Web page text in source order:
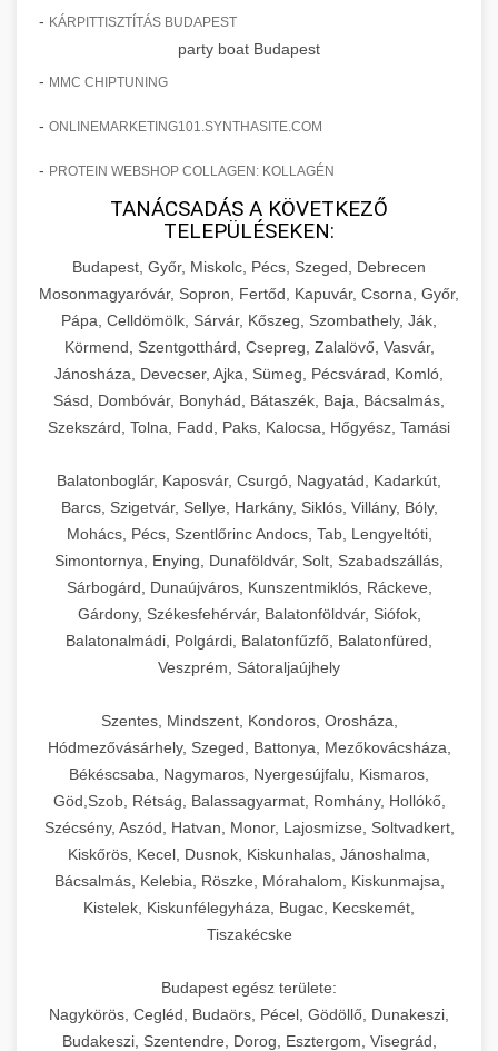
- KÁRPITTISZTÍTÁS BUDAPEST
party boat Budapest
- MMC CHIPTUNING
- ONLINEMARKETING101.SYNTHASITE.COM
- PROTEIN WEBSHOP COLLAGEN: KOLLAGÉN
TANÁCSADÁS A KÖVETKEZŐ
TELEPÜLÉSEKEN:
Budapest, Győr, Miskolc, Pécs, Szeged, Debrecen
Mosonmagyaróvár, Sopron, Fertőd, Kapuvár, Csorna, Győr,
Pápa, Celldömölk, Sárvár, Kőszeg, Szombathely, Ják,
Körmend, Szentgotthárd, Csepreg, Zalalövő, Vasvár,
Jánosháza, Devecser, Ajka, Sümeg, Pécsvárad, Komló,
Sásd, Dombóvár, Bonyhád, Bátaszék, Baja, Bácsalmás,
Szekszárd, Tolna, Fadd, Paks, Kalocsa, Hőgyész, Tamási
Balatonboglár, Kaposvár, Csurgó, Nagyatád, Kadarkút,
Barcs, Szigetvár, Sellye, Harkány, Siklós, Villány, Bóly,
Mohács, Pécs, Szentlőrinc Andocs, Tab, Lengyeltóti,
Simontornya, Enying, Dunaföldvár, Solt, Szabadszállás,
Sárbogárd, Dunaújváros, Kunszentmiklós, Ráckeve,
Gárdony, Székesfehérvár, Balatonföldvár, Siófok,
Balatonalmádi, Polgárdi, Balatonfűzfő, Balatonfüred,
Veszprém, Sátoraljaújhely
Szentes, Mindszent, Kondoros, Orosháza,
Hódmezővásárhely, Szeged, Battonya, Mezőkovácsháza,
Békéscsaba, Nagymaros, Nyergesújfalu, Kismaros,
Göd,Szob, Rétság, Balassagyarmat, Romhány, Hollókő,
Szécsény, Aszód, Hatvan, Monor, Lajosmizse, Soltvadkert,
Kiskőrös, Kecel, Dusnok, Kiskunhalas, Jánoshalma,
Bácsalmás, Kelebia, Röszke, Mórahalom, Kiskunmajsa,
Kistelek, Kiskunfélegyháza, Bugac, Kecskemét,
Tiszakécske
Budapest egész területe:
Nagykörös, Cegléd, Budaörs, Pécel, Gödöllő, Dunakeszi,
Budakeszi, Szentendre, Dorog, Esztergom, Visegrád,